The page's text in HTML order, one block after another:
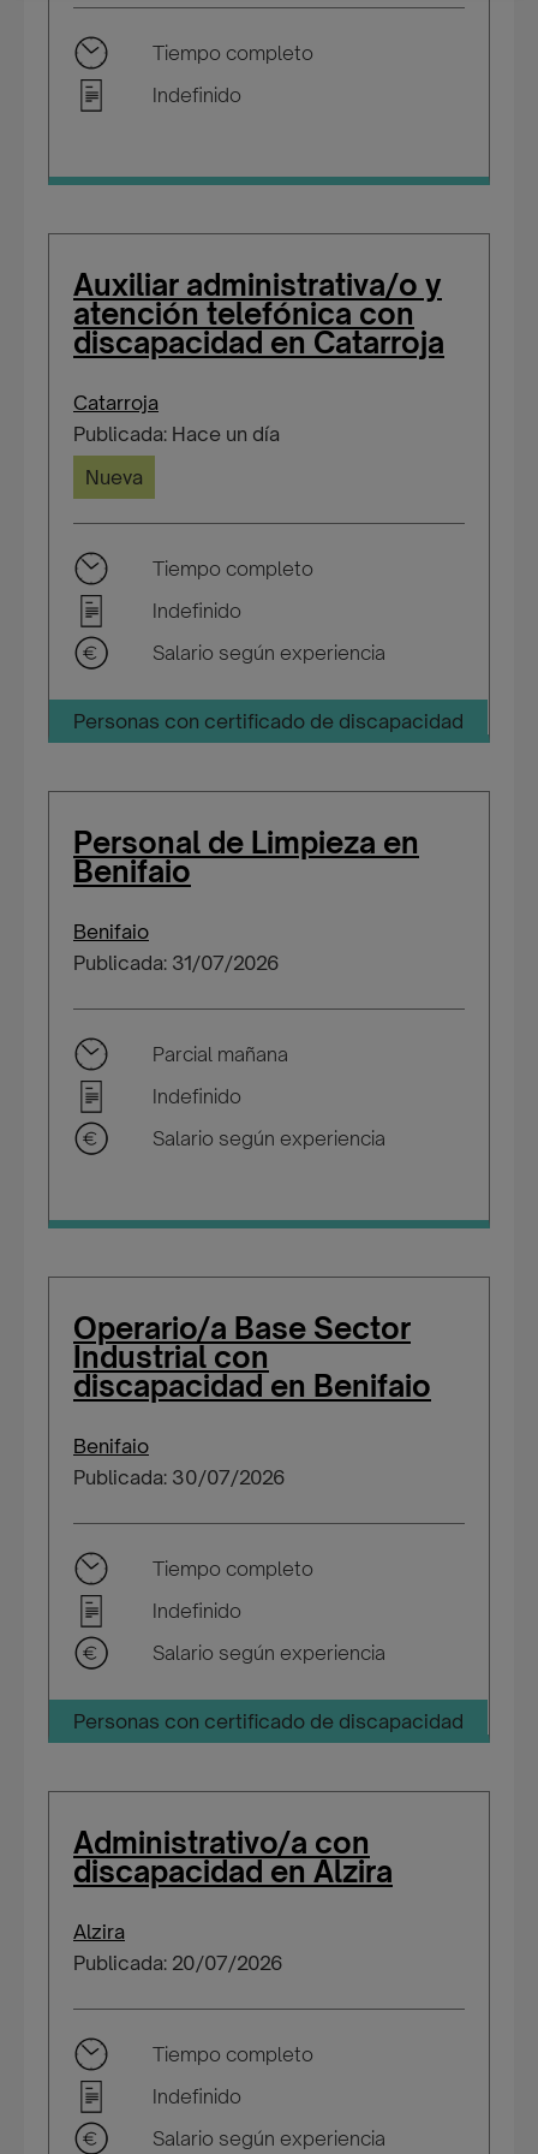
Tiempo completo
Indefinido
Auxiliar administrativa/o y
atención telefónica con
discapacidad en Catarroja
Catarroja
Publicada: Hace un día
Nueva
Tiempo completo
Indefinido
Salario según experiencia
Personas con certificado de discapacidad
Personal de Limpieza en
Benifaio
Benifaio
Publicada: 31/07/2026
Parcial mañana
Indefinido
Salario según experiencia
Operario/a Base Sector
Industrial con
discapacidad en Benifaio
Benifaio
Publicada: 30/07/2026
Tiempo completo
Indefinido
Salario según experiencia
Personas con certificado de discapacidad
Administrativo/a con
discapacidad en Alzira
Alzira
Publicada: 20/07/2026
Tiempo completo
Indefinido
Salario según experiencia